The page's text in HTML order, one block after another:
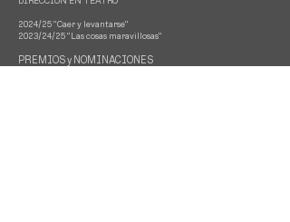
2024/25 "Caer y levantarse"
2023/24/25 "Las cosas maravillosas"
PREMIOS y NOMINACIONES